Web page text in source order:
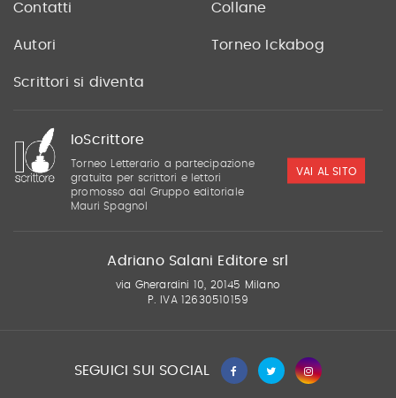
Contatti Collane
Autori Torneo Ickabog
Scrittori si diventa
IoScrittore
Torneo Letterario a partecipazione
gratuita per scrittori e lettori
promosso dal Gruppo editoriale
Mauri Spagnol
VAI AL SITO
Adriano Salani Editore srl
via Gherardini 10, 20145 Milano
P. IVA 12630510159
SEGUICI SUI SOCIAL